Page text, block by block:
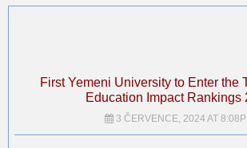
First Yemeni University to Enter the
Education Impact Rankings
3 ČERVENCE, 2024 AT